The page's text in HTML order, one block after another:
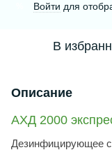
Войти для
В
Описание
АХД 2000
Дезинфицирующее